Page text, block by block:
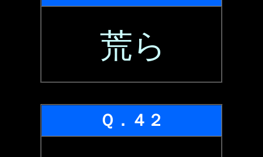
荒ら
Ｑ．４２